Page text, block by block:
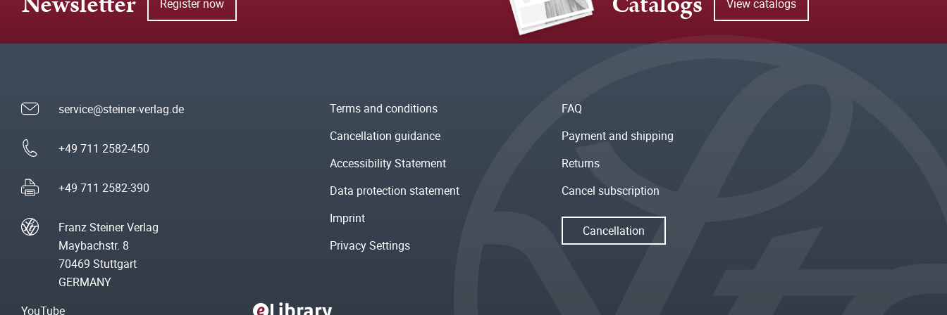
Register now View catalogs
service@steiner-verlag.de
+49 711 2582-450
+49 711 2582-390
Franz Steiner Verlag
Maybachstr. 8
70469 Stuttgart
GERMANY
Terms and conditions
Cancellation guidance
Accessibility Statement
Data protection statement
Imprint
Privacy Settings
FAQ
Payment and shipping
Returns
Cancel subscription
Cancellation
YouTube